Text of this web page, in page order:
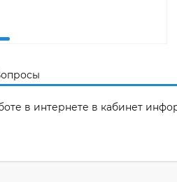
в интернете в кабинет